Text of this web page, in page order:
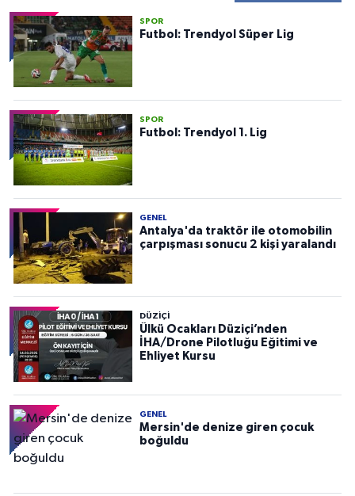
SPOR
Futbol: Trendyol Süper Lig
SPOR
Futbol: Trendyol 1. Lig
GENEL
Antalya'da traktör ile otomobilin
çarpışması sonucu 2 kişi yaralandı
DÜZIÇI
Ülkü Ocakları Düziçi’nden
İHA/Drone Pilotluğu Eğitimi ve
Ehliyet Kursu
GENEL
Mersin'de denize giren çocuk
boğuldu